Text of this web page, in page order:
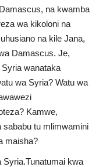
na kwamba
wa kikoloni na
na kile Jana,
Damascus. Je,
wanataka
wa Syria? Watu wa
Kamwe,
tu mlimwamini
maisha?
Syria.Tunatumai kwa